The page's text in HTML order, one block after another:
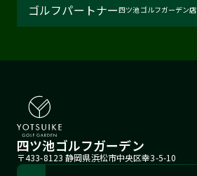
ゴルフパートナー四ツ池ゴルフガーデン店
四ツ池ゴルフガーデン
〒433-8123 静岡県浜松市中央区幸3-5-10